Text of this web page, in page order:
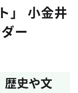
」 小金井
ー
歴史や文